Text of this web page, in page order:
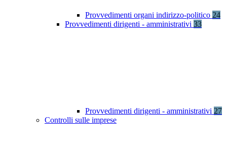
Provvedimenti organi indirizzo-politico 24
Provvedimenti dirigenti - amministrativi 33
Provvedimenti dirigenti - amministrativi 27
Controlli sulle imprese